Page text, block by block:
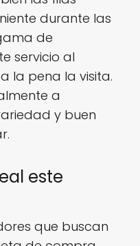
durante las
de
servicio al
la pena la visita.
a
y buen
este
que buscan